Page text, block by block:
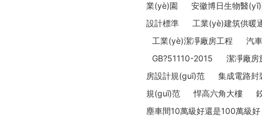
業(yè)園
安徽博日生物醫
設計標準
工業(yè)建筑供暖
工業(yè)潔凈廠房工程
汽
GB?51110-2015
潔凈廠房
房設計規(guī)范
集成電路封
規(guī)范
悍高六角大樓
塵車間10萬級好還是100萬級好